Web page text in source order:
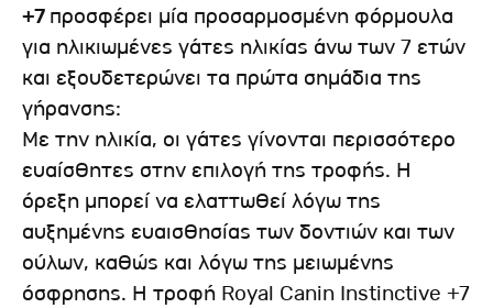
+7 προσφέρει μία προσαρμοσμένη φόρμουλα
για ηλικιωμένες γάτες ηλικίας άνω των 7 ετών
και εξουδετερώνει τα πρώτα σημάδια της
γήρανσης:
Με την ηλικία, οι γάτες γίνονται περισσότερο
ευαίσθητες στην επιλογή της τροφής. Η
όρεξη μπορεί να ελαττωθεί λόγω της
αυξημένης ευαισθησίας των δοντιών και των
ούλων, καθώς και λόγω της μειωμένης
όσφρησης. Η τροφή Royal Canin Instinctive +7